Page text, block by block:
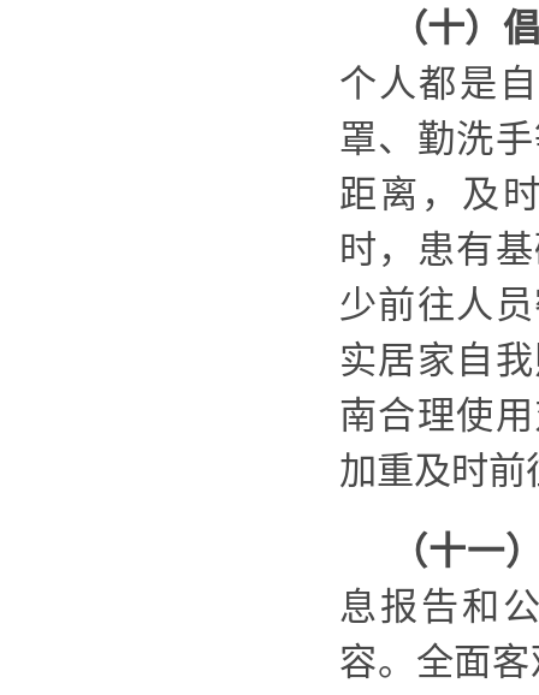
（十）
个人都是
罩、勤洗
距离，及
时，患有
少前往人
实居家自
南合理使
加重及时前
（十一
息报告和
容。全面